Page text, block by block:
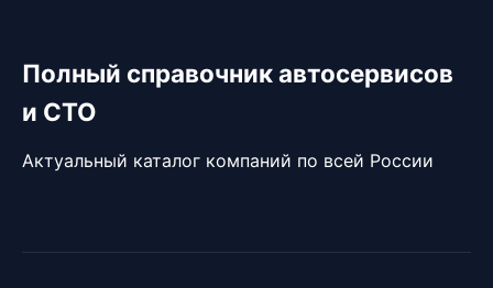
Полный справочник автосервисов
и СТО
Актуальный каталог компаний по всей России